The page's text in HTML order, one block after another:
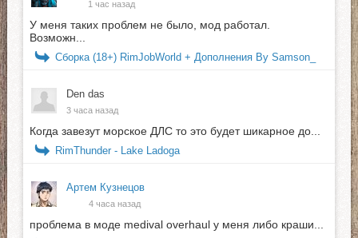
1 час назад
У меня таких проблем не было, мод работал.
Возможн...
Сборка (18+) RimJobWorld + Дополнения By Samson_
Den das
3 часа назад
Когда завезут морское ДЛС то это будет шикарное до...
RimThunder - Lake Ladoga
Артем Кузнецов
4 часа назад
проблема в моде medival overhaul у меня либо краши...